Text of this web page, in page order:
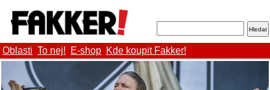
Oblasti To nej! E-shop Kde koupit Fakker!